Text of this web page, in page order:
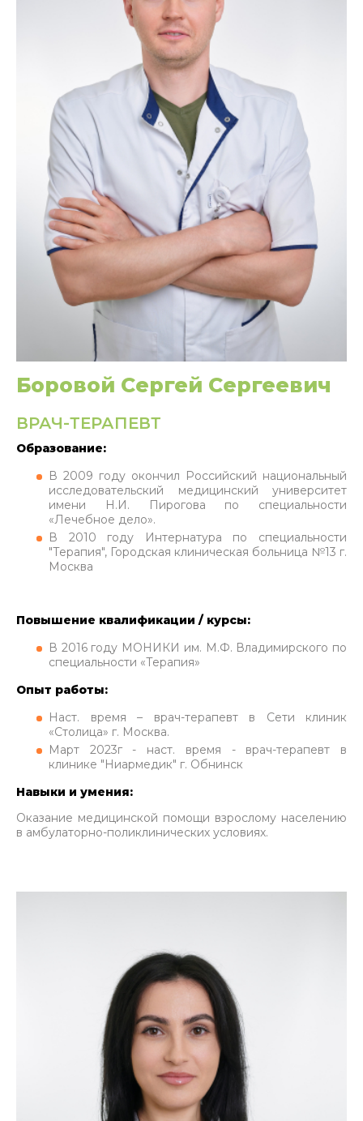
Боровой Сергей Сергеевич
ВРАЧ-ТЕРАПЕВТ
Образование:
В 2009 году окончил Российский национальный
исследовательский медицинский университет
имени Н.И. Пирогова по специальности
«Лечебное дело».
В 2010 году Интернатура по специальности
"Терапия", Городская клиническая больница №13 г.
Москва
Повышение квалификации / курсы:
В 2016 году МОНИКИ им. М.Ф. Владимирского по
специальности «Терапия»
Опыт работы:
Наст. время – врач-терапевт в Сети клиник
«Столица» г. Москва.
Март 2023г - наст. время - врач-терапевт в
клинике "Ниармедик" г. Обнинск
Навыки и умения:
Оказание медицинской помощи взрослому населению
в амбулаторно-поликлинических условиях.